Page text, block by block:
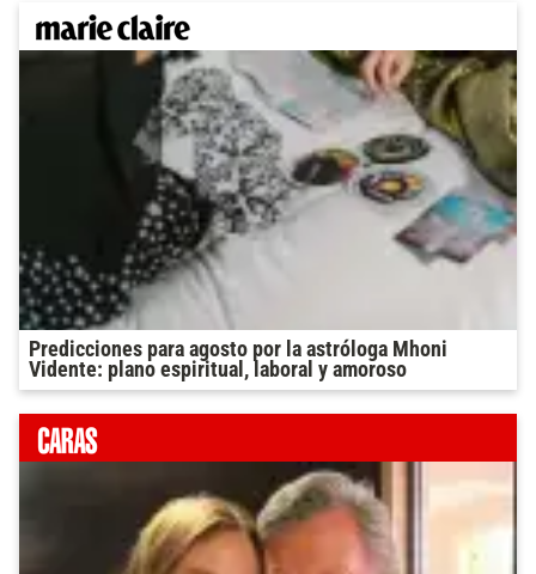
Predicciones para agosto por la astróloga Mhoni
Vidente: plano espiritual, laboral y amoroso